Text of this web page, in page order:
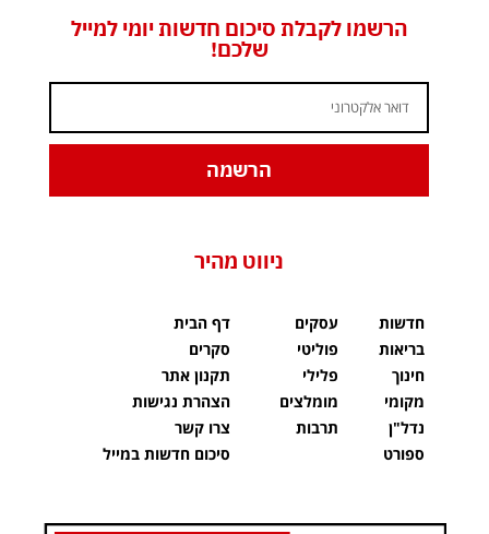
הרשמו לקבלת סיכום חדשות יומי למייל
שלכם!
הרשמה
ניווט מהיר
חדשות
בריאות
חינוך
מקומי
נדל"ן
ספורט
עסקים
פוליטי
פלילי
מומלצים
תרבות
דף הבית
סקרים
תקנון אתר
הצהרת נגישות
צרו קשר
סיכום חדשות במייל